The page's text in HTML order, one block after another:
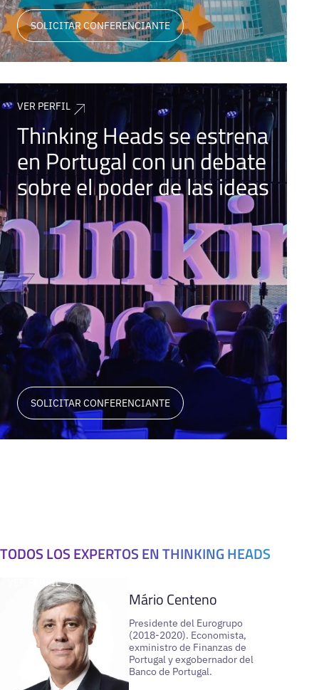
SOLICITAR CONFERENCIANTE
VER PERFIL
Thinking Heads se estrena
en Portugal con un debate
sobre el poder de las ideas
SOLICITAR CONFERENCIANTE
TODOS LOS EXPERTOS ENTHINKING HEADS
VER PERFIL
Mário Centeno
Presidente del Eurogrupo
(2018-2020). Economista,
exministro de Finanzas de
Portugal y exgobernador del
Banco de Portugal.